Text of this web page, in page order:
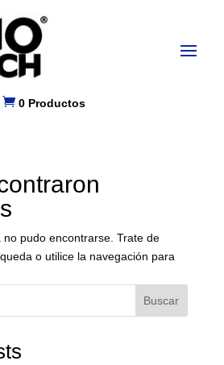
 0 Productos
no pudo encontrarse. Trate de
o utilice la navegación para
Buscar